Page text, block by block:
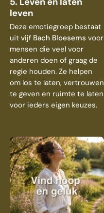
leven
Deze emotiegroep bestaat
uit vijf Bach Bloesems voor
mensen die veel voor
anderen doen of graag de
regie houden. Ze helpen
om los te laten, vertrouwen
te geven en ruimte te laten
voor ieders eigen keuzes.